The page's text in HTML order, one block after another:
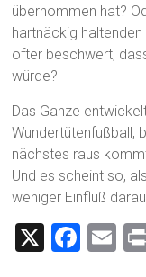
übernommen hat?
hartnäckig
öfter beschwert,
würde?
Das Ganze
Wundertütenfußball,
nächstes raus
Und es scheint so,
weniger Einfluß
X
F
E